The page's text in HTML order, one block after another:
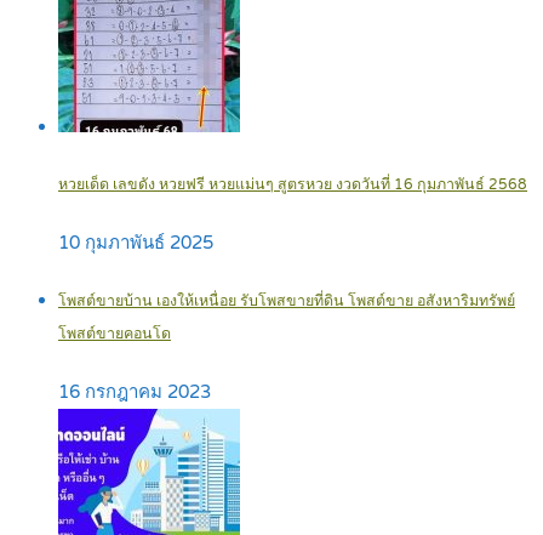
หวยเด็ด เลขดัง หวยฟรี หวยแม่นๆ สูตรหวย งวดวันที่ 16 กุมภาพันธ์ 2568
10 กุมภาพันธ์ 2025
โพสต์ขายบ้าน เองให้เหนื่อย รับโพสขายที่ดิน โพสต์ขาย อสังหาริมทรัพย์
โพสต์ขายคอนโด
16 กรกฎาคม 2023